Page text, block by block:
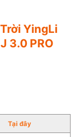
YingLi
3.0 PRO
Tại đây